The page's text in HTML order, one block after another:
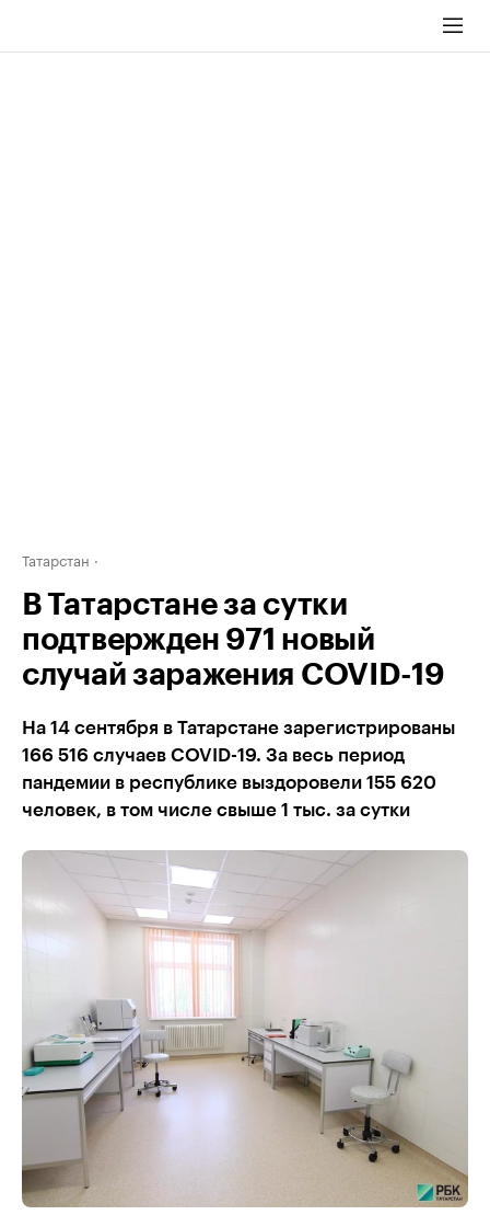
Татарстан
В Татарстане за сутки
подтвержден 971 новый
случай заражения COVID-19
На 14 сентября в Татарстане зарегистрированы
166 516 случаев COVID-19. За весь период
пандемии в республике выздоровели 155 620
человек, в том числе свыше 1 тыс. за сутки